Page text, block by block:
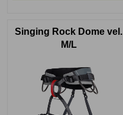
Singing Rock Dome vel.
M/L